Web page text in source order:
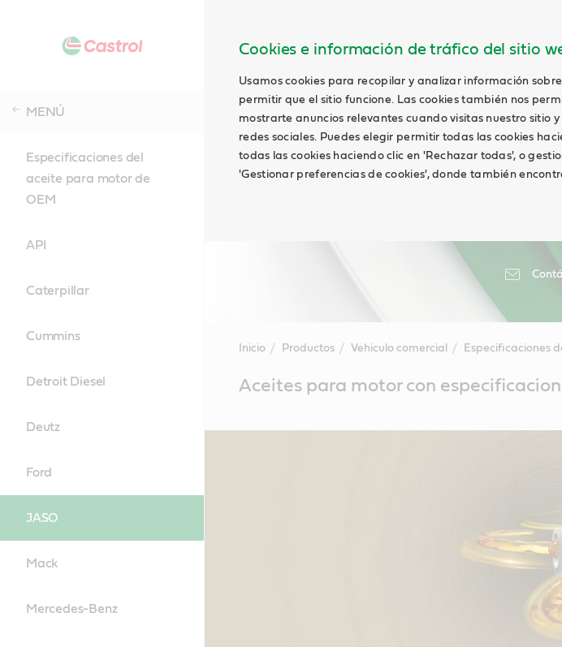
Cookies e información de tráfico del sitio
Usamos cookies para recopilar y analizar información
permitir que el sitio funcione. Las cookies también nos
mostrarte anuncios relevantes cuando visitas nuestro sitio
redes sociales. Puedes elegir permitir todas las cookies
todas las cookies haciendo clic en 'Rechazar todas', o
'Gestionar preferencias de cookies', donde también
MENÚ
Especificaciones del
aceite para motor de
OEM
API
Caterpillar
Cummins
Detroit Diesel
Deutz
Ford
JASO
Mack
Mercedes-Benz
Inicio Productos Vehiculo comercial Especificaciones
ContentAceites para motor con